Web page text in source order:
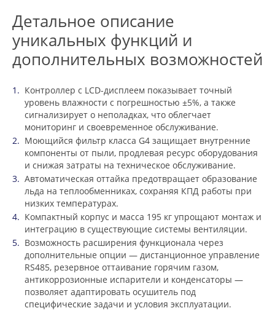
Детальное описание
уникальных функций и
дополнительных возможностей
Контроллер с LCD-дисплеем показывает точный
уровень влажности с погрешностью ±5%, а также
сигнализирует о неполадках, что облегчает
мониторинг и своевременное обслуживание.
Моющийся фильтр класса G4 защищает внутренние
компоненты от пыли, продлевая ресурс оборудования
и снижая затраты на техническое обслуживание.
Автоматическая оттайка предотвращает образование
льда на теплообменниках, сохраняя КПД работы при
низких температурах.
Компактный корпус и масса 195 кг упрощают монтаж и
интеграцию в существующие системы вентиляции.
Возможность расширения функционала через
дополнительные опции — дистанционное управление
RS485, резервное оттаивание горячим газом,
антикоррозионные испарители и конденсаторы —
позволяет адаптировать осушитель под
специфические задачи и условия эксплуатации.